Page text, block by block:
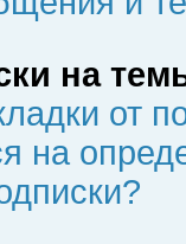
на
от
на